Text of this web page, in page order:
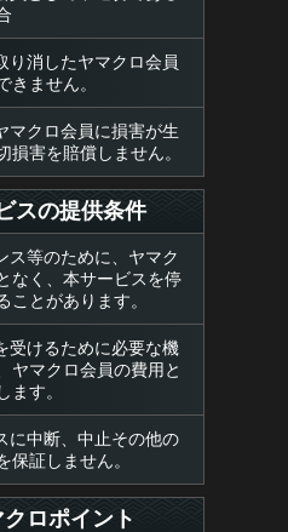
り消したヤマクロ会員
きません。
マクロ会員に損害が生
損害を賠償しません。
スの提供条件
ス等のために、ヤマク
なく、本サービスを停
ことがあります。
受けるために必要な機
ヤマクロ会員の費用と
ます。
に中断、中止その他の
保証しません。
ロポイント